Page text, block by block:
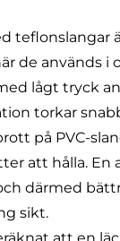
teflonslangar
de används i
lågt tryck
torkar
på PVC-
att hålla. En
därmed
sikt.